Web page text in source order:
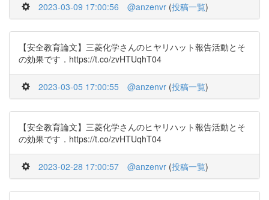
2023-03-09 17:00:56 @anzenvr (投稿一覧)
【安全教育論文】三菱化学さんのヒヤリハット報告活動とそ
の効果です．https://t.co/zvHTUqhT04
2023-03-05 17:00:55 @anzenvr (投稿一覧)
【安全教育論文】三菱化学さんのヒヤリハット報告活動とそ
の効果です．https://t.co/zvHTUqhT04
2023-02-28 17:00:57 @anzenvr (投稿一覧)